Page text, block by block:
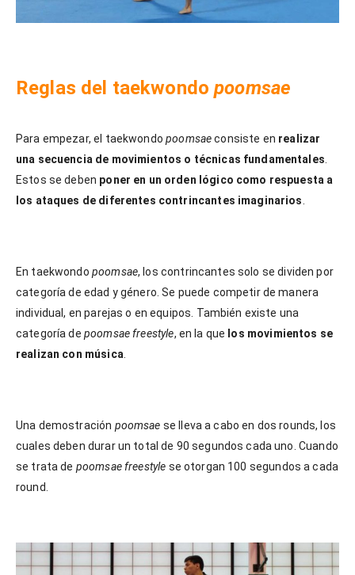
Reglas del taekwondopoomsae
Para empezar, el taekwondopoomsaeconsiste en realizar
una secuencia de movimientos o técnicas fundamentales
Estos se deben poner en un orden lógico como respuesta a
los ataques de diferentes contrincantes imaginarios
En taekwondo poomsae, los contrincantes solo se dividen por
categoría de edad y género. Se puede competir de manera
individual, en parejas o en equipos. También existe una
categoría de poomsae freestyle, en la que los movimientos se
realizan con música
Una demostración poomsae se lleva a cabo en dos rounds, los
cuales deben durar un total de 90 segundos cada uno. Cuando
se trata de poomsae freestyle se otorgan 100 segundos a cada
round.